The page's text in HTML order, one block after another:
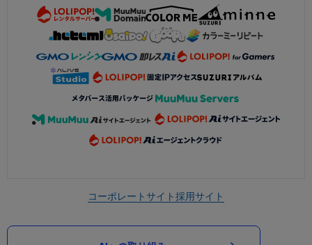
コーポレートサイト採用サイト